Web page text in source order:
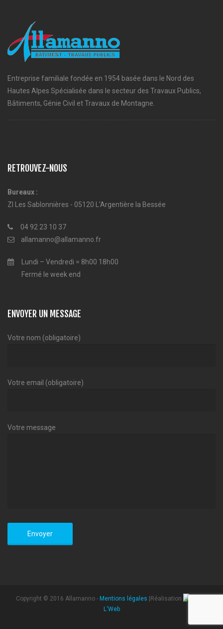
Entreprise familiale fondée en 1954 basée dans le Nord des
Hautes Alpes Spécialisée dans le secteur des Travaux Publics,
Bâtiments, Génie Civil et Travaux de Montagne.
RETROUVEZ-NOUS
Bureaux :
ZI Les Sablonnières - 05120 L'Argentière la Bessée
04 92 23 10 37
allamanno@allamanno.fr
Lundi – Vendredi = 8h00 18h00
Fermé le week end
ENVOYER UN MESSAGE
Votre nom (obligatoire)
Votre email (obligatoire)
Votre message
Copyright © 2016 Allamanno - Mentions légales |Réalisation
L'Web